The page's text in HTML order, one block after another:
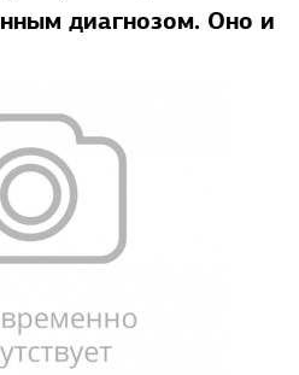
диагнозом. Оно и